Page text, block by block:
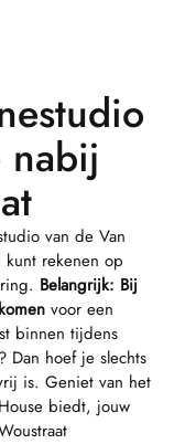
nabij
van de Van
kunt rekenen op
Belangrijk: Bij
voor een
binnen tijdens
Dan hoef je slechts
is. Geniet van het
biedt, jouw